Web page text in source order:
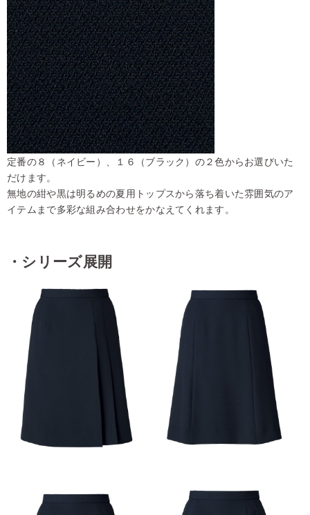
定番の８（ネイビー）、１６（ブラック）の２色からお選びいた
だけます。
無地の紺や黒は明るめの夏用トップスから落ち着いた雰囲気のア
イテムまで多彩な組み合わせをかなえてくれます。
・シリーズ展開